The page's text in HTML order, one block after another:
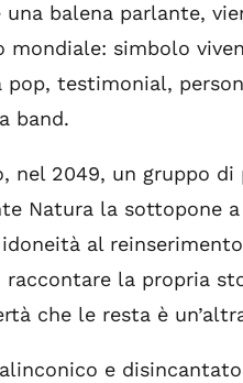
una balena parlante,
mondiale: simbolo
pop, testimonial,
band.
nel 2049, un gruppo
Natura la sottopone
al
raccontare la propria
che le resta è
e